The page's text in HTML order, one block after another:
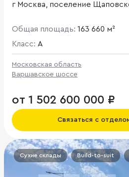
г Москва, поселение
Общая площадь: 163 660 м²
Класс: A
Московская область
Варшавское шоссе
от 1 502 600 000 ₽
Связаться с
Сухие склады Build-to-suit